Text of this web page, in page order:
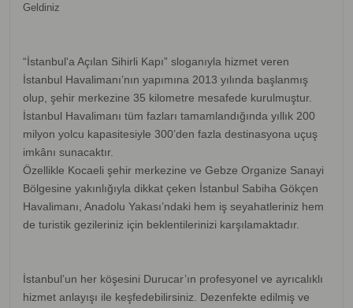
Geldiniz
“İstanbul'a Açılan Sihirli Kapı” sloganıyla hizmet veren
İstanbul Havalimanı’nın yapımına 2013 yılında başlanmış
olup, şehir merkezine 35 kilometre mesafede kurulmuştur.
İstanbul Havalimanı tüm fazları tamamlandığında yıllık 200
milyon yolcu kapasitesiyle 300’den fazla destinasyona uçuş
imkânı sunacaktır.
Özellikle Kocaeli şehir merkezine ve Gebze Organize Sanayi
Bölgesine yakınlığıyla dikkat çeken İstanbul Sabiha Gökçen
Havalimanı, Anadolu Yakası’ndaki hem iş seyahatleriniz hem
de turistik gezileriniz için beklentilerinizi karşılamaktadır.
İstanbul’un her köşesini Durucar’ın profesyonel ve ayrıcalıklı
hizmet anlayışı ile keşfedebilirsiniz. Dezenfekte edilmiş ve